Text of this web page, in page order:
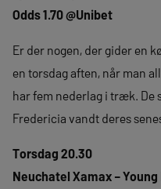
Odds 1.70 @Unibet
Er der nogen, der gider en
en torsdag aften, når man
har fem nederlag i træk. De
Fredericia vandt deres
Torsdag 20.30
Neuchatel Xamax – Young